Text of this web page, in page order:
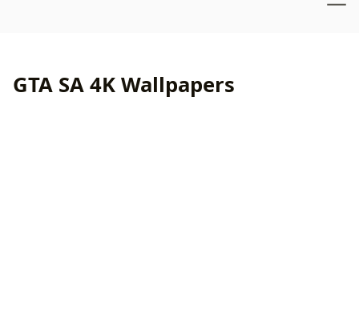
GTA SA 4K Wallpapers